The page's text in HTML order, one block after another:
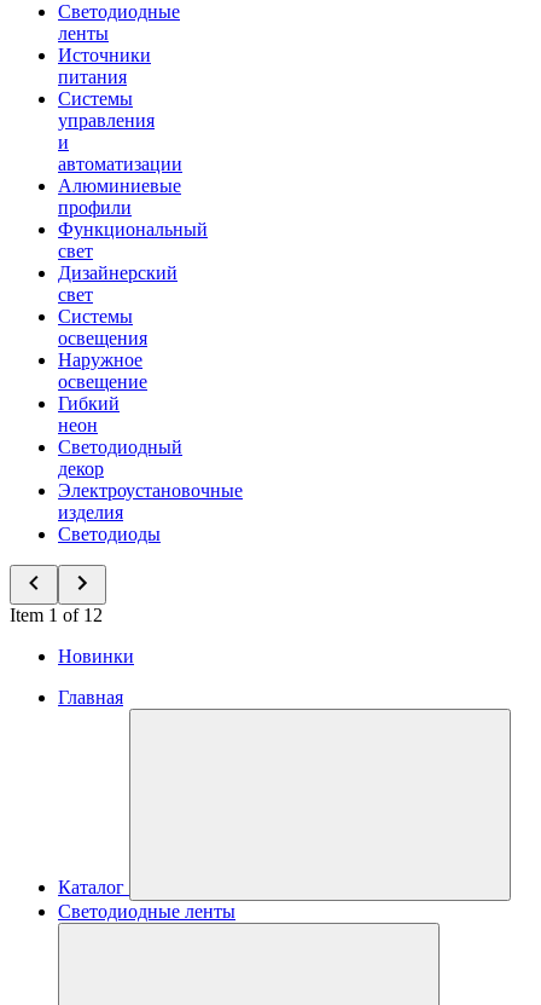
Светодиодные
ленты
Источники
питания
Системы
управления
и
автоматизации
Алюминиевые
профили
Функциональный
свет
Дизайнерский
свет
Системы
освещения
Наружное
освещение
Гибкий
неон
Светодиодный
декор
Электроустановочные
изделия
Светодиоды
Item 1 of 12
Новинки
Главная
Каталог
Светодиодные ленты